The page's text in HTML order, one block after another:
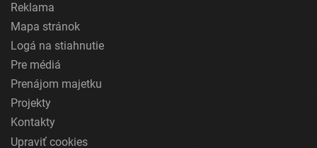
Reklama
Mapa stránok
Logá na stiahnutie
Pre médiá
Prenájom majetku
Projekty
Kontakty
Upraviť cookies